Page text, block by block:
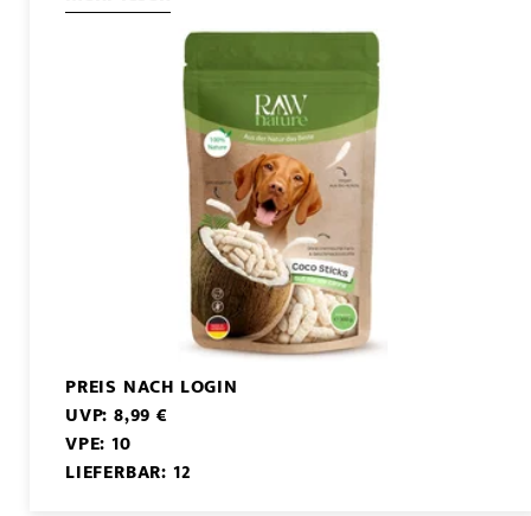
PREIS NACH LOGIN
UVP: 8,99 €
VPE: 10
LIEFERBAR: 12